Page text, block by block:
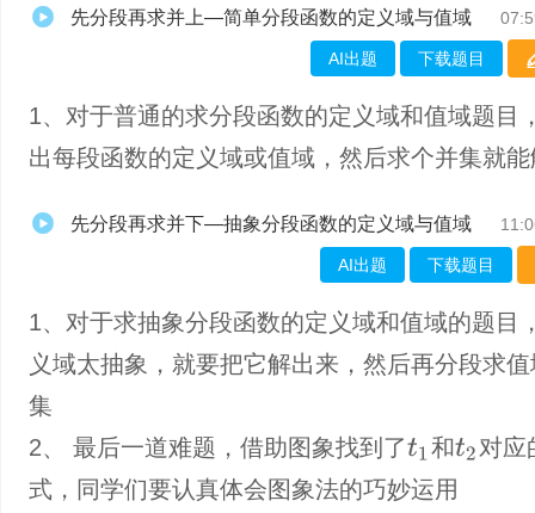
先分段再求并上—简单分段函数的定义域与值域
AI出题 下载题目
1、​对于普通的求分段函数的定义域和值域题目
出每段函数的定义域或值域，然后求个并集就
先分段再求并下—抽象分段函数的定义域与值域
AI出题 下载题目
1、对于求抽象分段函数的定义域和值域的题目
义域太抽象，就要把它解出来，然后再分段求
集
2、 最后一道难题，借助图象找到了t1 和t2 对应
式，同学们要认真体会图象法的巧妙运用